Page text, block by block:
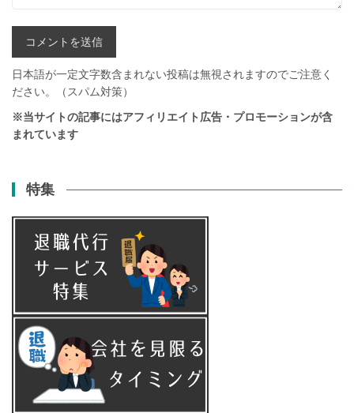
日本語が一定文字数含まれない投稿は無視されますのでご注意く
ださい。（スパム対策）
※当サイトの記事にはアフィリエイト広告・プロモーションが含
まれています
特集